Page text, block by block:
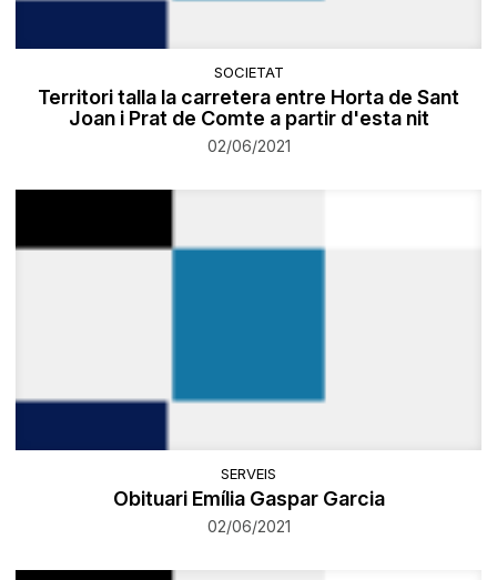
SOCIETAT
Territori talla la carretera entre Horta de Sant
Joan i Prat de Comte a partir d'esta nit
02/06/2021
SERVEIS
Obituari Emília Gaspar Garcia
02/06/2021